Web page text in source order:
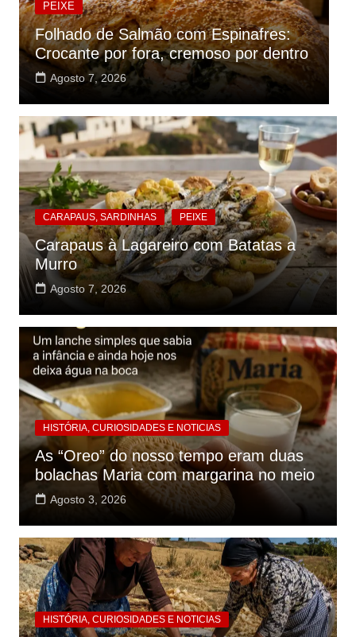
PEIXE
Folhado de Salmão com Espinafres:
Crocante por fora, cremoso por dentro
Agosto 7, 2026
CARAPAUS, SARDINHAS PEIXE
Carapaus à Lagareiro com Batatas a
Murro
Agosto 7, 2026
HISTÓRIA, CURIOSIDADES E NOTICIAS
As “Oreo” do nosso tempo eram duas
bolachas Maria com margarina no meio
Agosto 3, 2026
HISTÓRIA, CURIOSIDADES E NOTICIAS